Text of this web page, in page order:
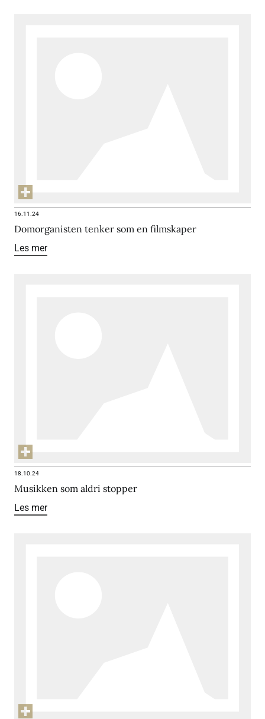
16.11.24
Domorganisten tenker som en filmskaper
Les mer
18.10.24
Musikken som aldri stopper
Les mer